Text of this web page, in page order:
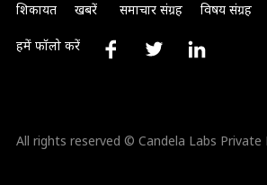
शिकायत
खबरें समाचार संग्रह विषय संग्रह
हमें फॉलो करें
All rights reserved © Candela Labs Private